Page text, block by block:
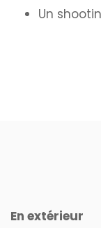
Un
En extérieur